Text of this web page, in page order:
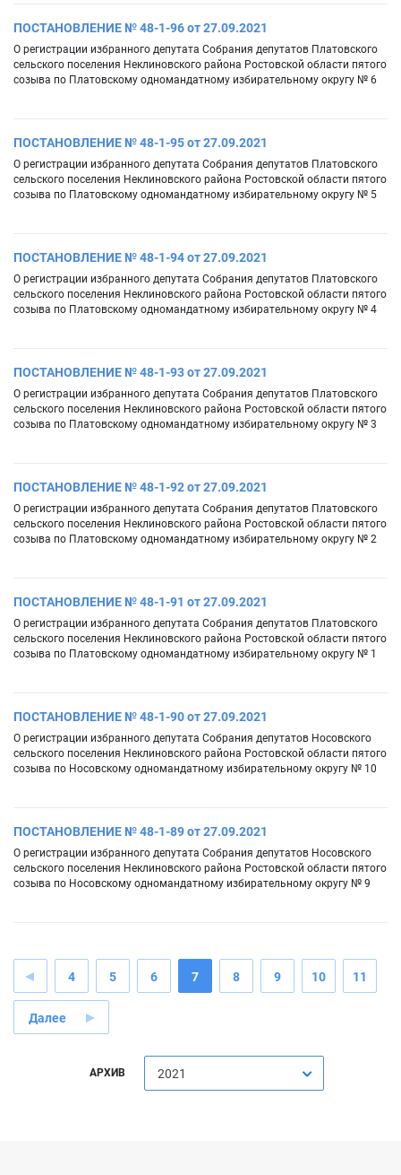
ПОСТАНОВЛЕНИЕ № 48-1-96 от 27.09.2021
О регистрации избранного депутата Собрания депутатов Платовского
сельского поселения Неклиновского района Ростовской области пятого
созыва по Платовскому одномандатному избирательному округу № 6
ПОСТАНОВЛЕНИЕ № 48-1-95 от 27.09.2021
О регистрации избранного депутата Собрания депутатов Платовского
сельского поселения Неклиновского района Ростовской области пятого
созыва по Платовскому одномандатному избирательному округу № 5
ПОСТАНОВЛЕНИЕ № 48-1-94 от 27.09.2021
О регистрации избранного депутата Собрания депутатов Платовского
сельского поселения Неклиновского района Ростовской области пятого
созыва по Платовскому одномандатному избирательному округу № 4
ПОСТАНОВЛЕНИЕ № 48-1-93 от 27.09.2021
О регистрации избранного депутата Собрания депутатов Платовского
сельского поселения Неклиновского района Ростовской области пятого
созыва по Платовскому одномандатному избирательному округу № 3
ПОСТАНОВЛЕНИЕ № 48-1-92 от 27.09.2021
О регистрации избранного депутата Собрания депутатов Платовского
сельского поселения Неклиновского района Ростовской области пятого
созыва по Платовскому одномандатному избирательному округу № 2
ПОСТАНОВЛЕНИЕ № 48-1-91 от 27.09.2021
О регистрации избранного депутата Собрания депутатов Платовского
сельского поселения Неклиновского района Ростовской области пятого
созыва по Платовскому одномандатному избирательному округу № 1
ПОСТАНОВЛЕНИЕ № 48-1-90 от 27.09.2021
О регистрации избранного депутата Собрания депутатов Носовского
сельского поселения Неклиновского района Ростовской области пятого
созыва по Носовскому одномандатному избирательному округу № 10
ПОСТАНОВЛЕНИЕ № 48-1-89 от 27.09.2021
О регистрации избранного депутата Собрания депутатов Носовского
сельского поселения Неклиновского района Ростовской области пятого
созыва по Носовскому одномандатному избирательному округу № 9
4 5 6 7 8 9 10 11
Далее
АРХИВ 2021